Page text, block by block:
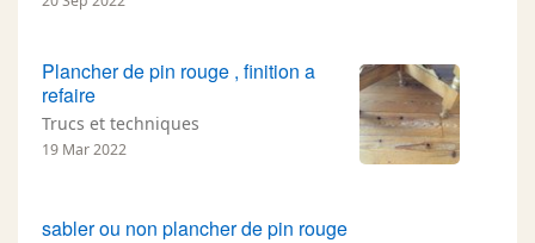
Plancher de pin rouge , finition a
refaire
Trucs et techniques
19 Mar 2022
sabler ou non plancher de pin rouge